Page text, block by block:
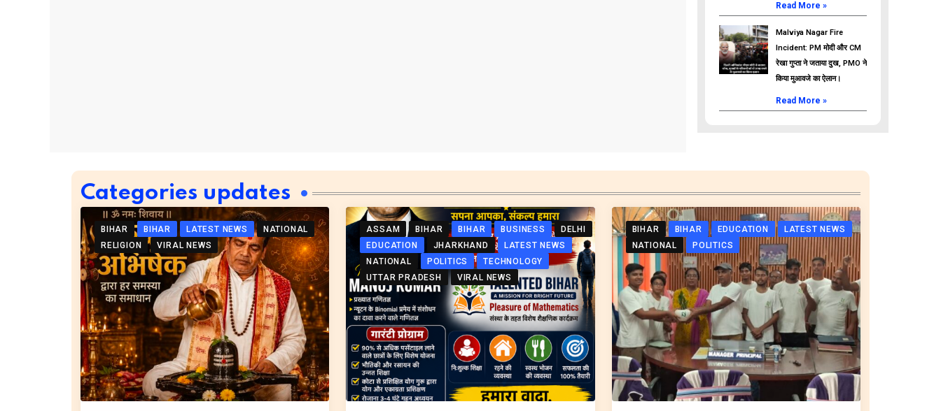
Read More »
Malviya Nagar Fire
Incident: PM मोदी और CM
रेखा गुप्ता ने जताया दुख, PMO ने
किया मुआवजे का ऐलान।
Read More »
Categories updates
BIHAR BIHAR LATEST NEWS
NATIONAL
RELIGION
VIRAL NEWS
ASSAM BIHAR BIHAR BUSINESS
DELHI
EDUCATION
JHARKHAND
LATEST NEWS
NATIONAL
POLITICS
TECHNOLOGY
UTTAR PRADESH
VIRAL NEWS
BIHAR BIHAR EDUCATION
LATEST NEWS
NATIONAL
POLITICS